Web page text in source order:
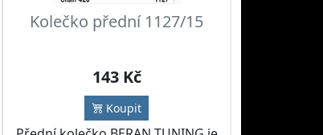
Kolečko přední 1127/15
143 Kč
Koupit